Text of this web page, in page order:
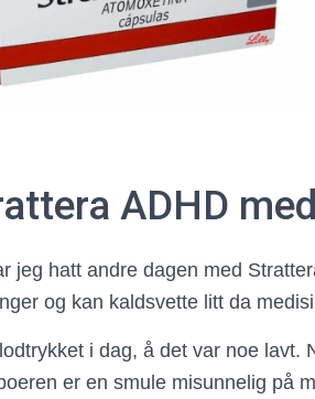
ADHD
jeg hatt andre dagen med
og kan kaldsvette litt da
i dag, å det var noe lavt.
er en smule misunnelig på